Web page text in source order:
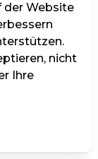
am
zu
und alt
alle bis
Popmusik
der Website
nicht
Ihre